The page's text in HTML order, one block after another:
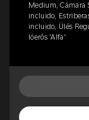
Medium, Cámara
incluido,
incluido, Ülés
lóerős 'Alfa'